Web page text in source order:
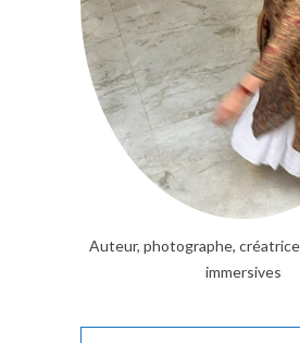
Auteur, photographe,
immersives